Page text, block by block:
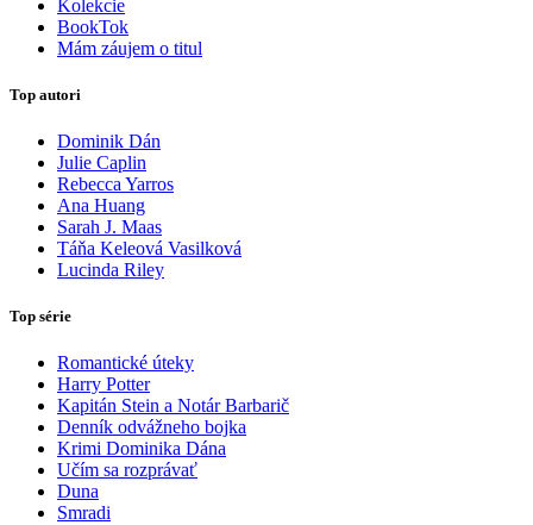
Kolekcie
BookTok
Mám záujem o titul
Top autori
Dominik Dán
Julie Caplin
Rebecca Yarros
Ana Huang
Sarah J. Maas
Táňa Keleová Vasilková
Lucinda Riley
Top série
Romantické úteky
Harry Potter
Kapitán Stein a Notár Barbarič
Denník odvážneho bojka
Krimi Dominika Dána
Učím sa rozprávať
Duna
Smradi